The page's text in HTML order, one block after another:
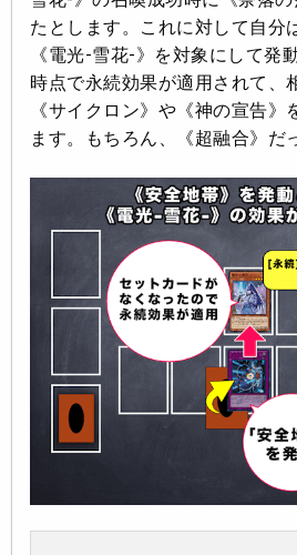
たとします。これに対して自分
《電光-雪花-》を対象にして発
時点で永続効果が適用されて、
《サイクロン》や《神の宣告》
ます。もちろん、《超融合》だ